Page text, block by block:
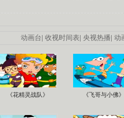
动画台| 收视时间表| 央视热播| 动
《花精灵战队》 《飞哥与小佛》